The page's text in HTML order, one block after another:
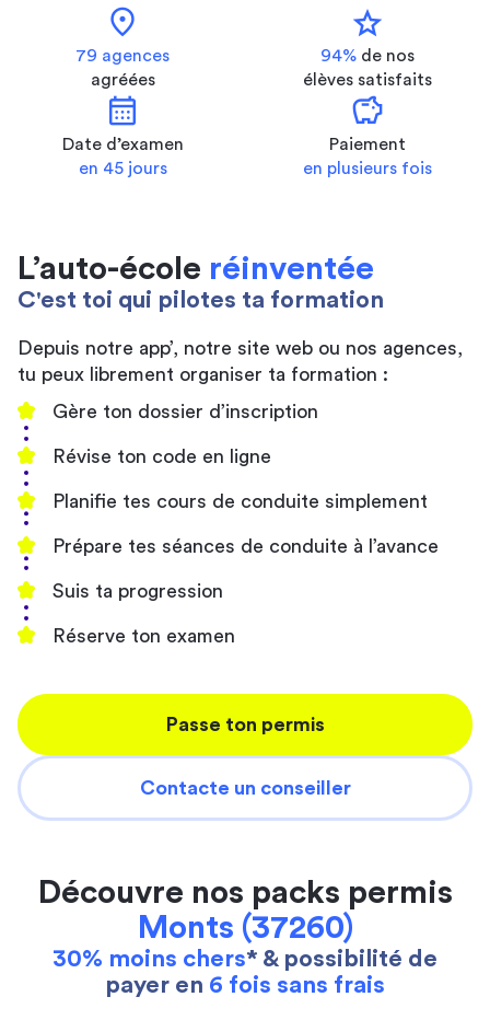
location_on
79 agences
agréées
star
94% de nos
élèves satisfaits
calendar_month
Date d’examen
en 45 jours
savings
Paiement
en plusieurs fois
L’auto-école réinventée
C'est toi qui pilotes ta formation
Depuis notre app’, notre site web ou nos agences,
tu peux librement organiser ta formation :
Gère ton dossier d’inscription
Révise ton code en ligne
Planifie tes cours de conduite simplement
Prépare tes séances de conduite à l’avance
Suis ta progression
Réserve ton examen
Passe ton permis
Contacte un conseiller
Découvre nos packs permis
Monts (37260)
30% moins chers* & possibilité de
payer en 6 fois sans frais